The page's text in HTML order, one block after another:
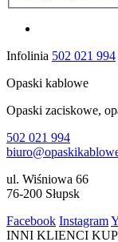
Infolinia 502 021 994
Opaski kablowe
Opaski zaciskowe,
502 021 994
ul. Wiśniowa 66
76-200 Słupsk
Facebook Instagram
INNI KLIENCI